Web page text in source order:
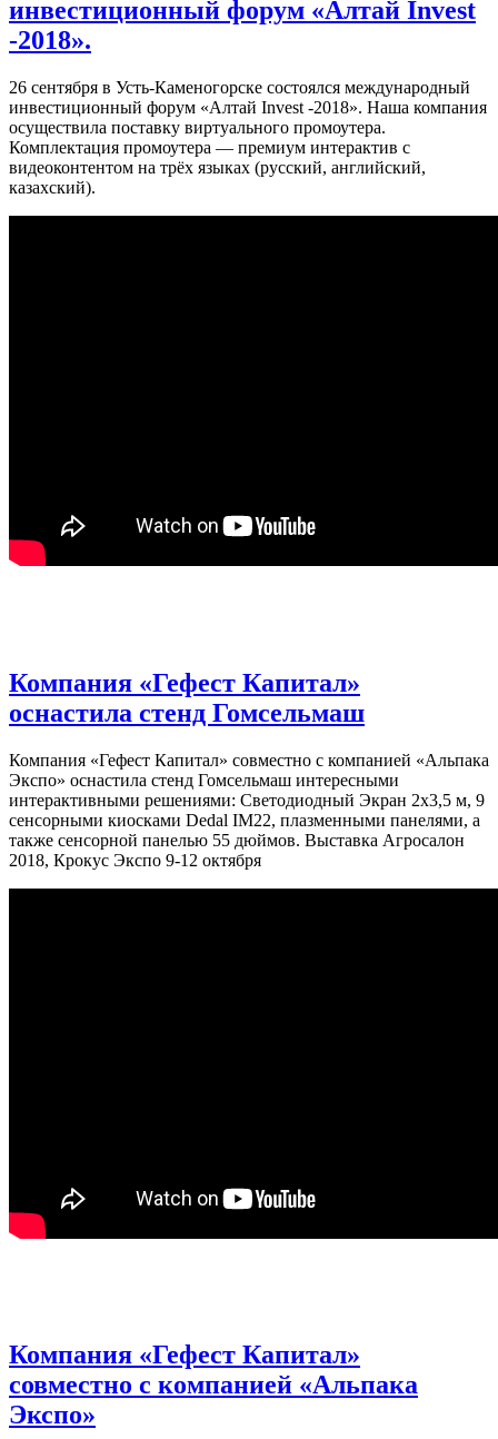
инвестиционный форум «Алтай Invest
-2018».
26 сентября в Усть-Каменогорске состоялся международный
инвестиционный форум «Алтай Invest -2018». Наша компания
осуществила поставку виртуального промоутера.
Комплектация промоутера — премиум интерактив с
видеоконтентом на трёх языках (русский, английский,
казахский).
Компания «Гефест Капитал»
оснастила стенд Гомсельмаш
Компания «Гефест Капитал» совместно с компанией «Альпака
Экспо» оснастила стенд Гомсельмаш интересными
интерактивными решениями: Светодиодный Экран 2х3,5 м, 9
сенсорными киосками Dedal IM22, плазменными панелями, а
также сенсорной панелью 55 дюймов. Выставка Агросалон
2018, Крокус Экспо 9-12 октября
Компания «Гефест Капитал»
совместно с компанией «Альпака
Экспо»